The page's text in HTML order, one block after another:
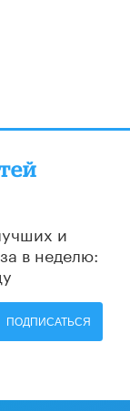
и
в неделю:
ПОДПИСАТЬСЯ